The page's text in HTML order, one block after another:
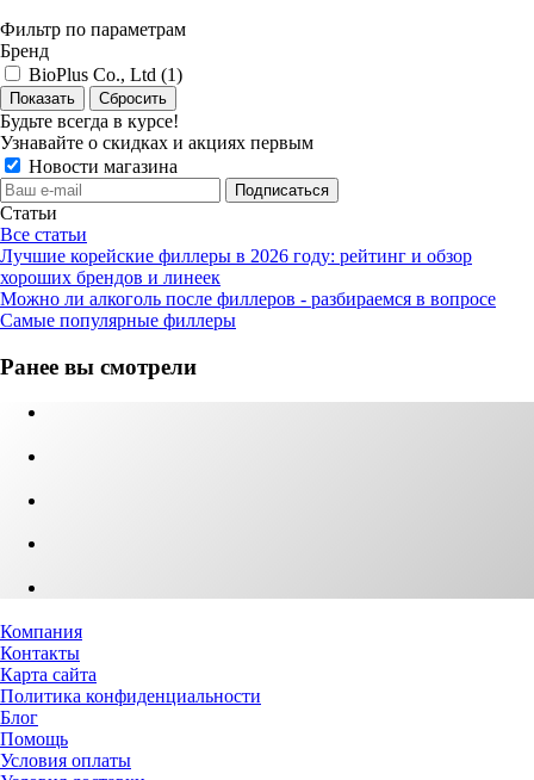
Фильтр по параметрам
Бренд
BioPlus Co., Ltd (1)
Сбросить
Будьте всегда в курсе!
Узнавайте о скидках и акциях первым
Новости магазина
Статьи
Все статьи
Лучшие корейские филлеры в 2026 году: рейтинг и обзор
хороших брендов и линеек
Можно ли алкоголь после филлеров - разбираемся в вопросе
Самые популярные филлеры
Ранее вы смотрели
Компания
Контакты
Карта сайта
Политика конфиденциальности
Блог
Помощь
Условия оплаты